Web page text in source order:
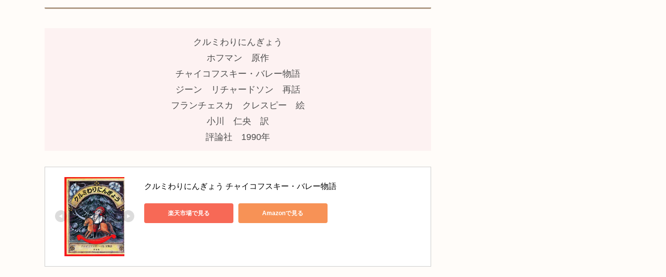
クルミわりにんぎょう
ホフマン 原作
チャイコフスキー・バレー物語
ジーン リチャードソン 再話
フランチェスカ クレスピー 絵
小川 仁央 訳
評論社 1990年
クルミわりにんぎょう チャイコフスキー・バレー物語
楽天市場で見る Amazonで見る